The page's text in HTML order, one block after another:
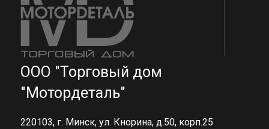
ООО "Торговый дом
"Мотордеталь"
220103, г. Минск, ул. Кнорина, д.50, корп.25